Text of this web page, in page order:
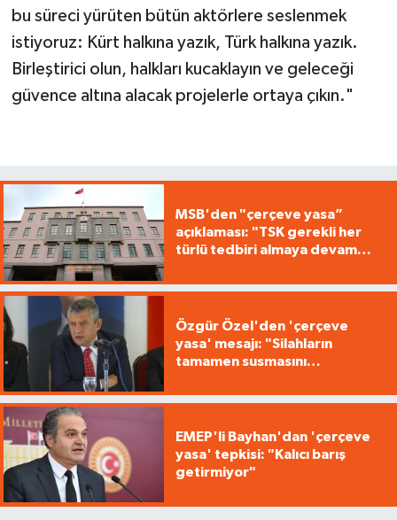
bu süreci yürüten bütün aktörlere seslenmek
istiyoruz: Kürt halkına yazık, Türk halkına yazık.
Birleştirici olun, halkları kucaklayın ve geleceği
güvence altına alacak projelerle ortaya çıkın."
MSB'den "çerçeve yasa”
açıklaması: "TSK gerekli her
türlü tedbiri almaya devam
Özgür Özel'den 'çerçeve
yasa' mesajı: "Silahların
tamamen susmasını
EMEP'li Bayhan'dan 'çerçeve
yasa' tepkisi: "Kalıcı barış
getirmiyor"